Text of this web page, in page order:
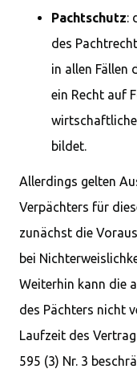
Pachtschutz:
des
in allen Fällen
ein Recht auf
bildet.
Allerdings gelten
Verpächters für
zunächst die
bei
Weiterhin kann die
des Pächters nicht
Laufzeit des
595 (3) Nr. 3